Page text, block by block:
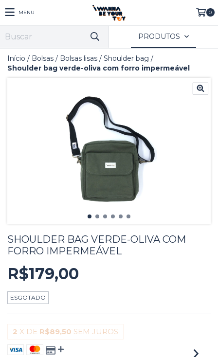
MENU 0
PRODUTOS
Início / Bolsas / Bolsas lisas / Shoulder bag /
Shoulder bag verde-oliva com forro impermeável
SHOULDER BAG VERDE-OLIVA COM
FORRO IMPERMEÁVEL
R$179,00
ESGOTADO
2 X DE R$89,50 SEM JUROS